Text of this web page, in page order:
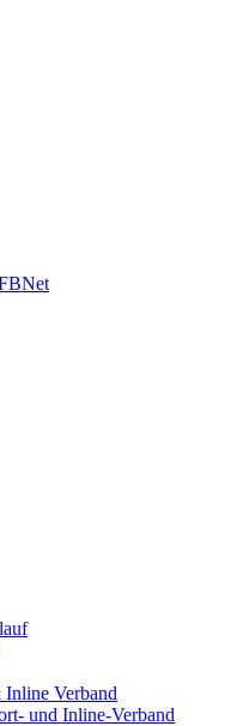
Verband
und Inline-Verband